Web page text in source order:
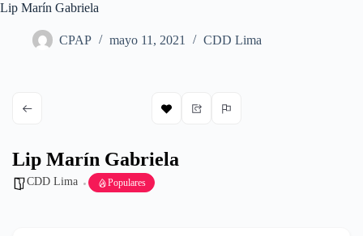
Lip Marín Gabriela
CPAP mayo 11, 2021 CDD Lima
Lip Marín Gabriela
CDD Lima Populares